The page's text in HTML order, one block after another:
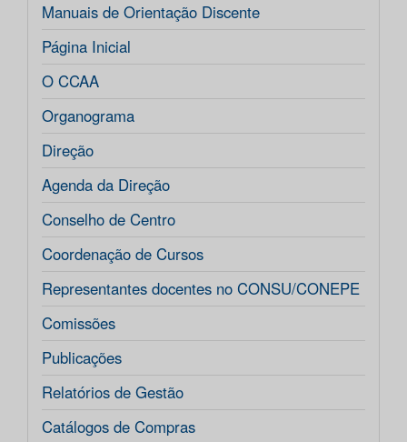
Manuais de Orientação Discente
Página Inicial
O CCAA
Organograma
Direção
Agenda da Direção
Conselho de Centro
Coordenação de Cursos
Representantes docentes no CONSU/CONEPE
Comissões
Publicações
Relatórios de Gestão
Catálogos de Compras